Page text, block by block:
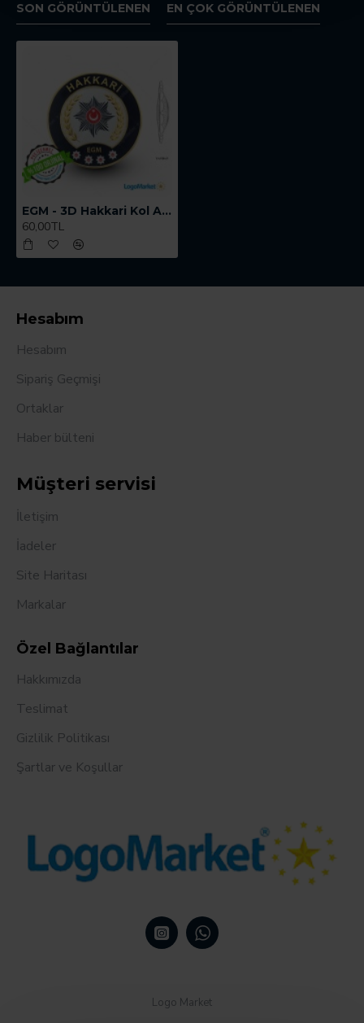
SON GÖRÜNTÜLENEN EN ÇOK GÖRÜNTÜLENEN
EGM - 3D Hakkari Kol Arması
60,00TL
Hesabım
Hesabım
Sipariş Geçmişi
Ortaklar
Haber bülteni
Müşteri servisi
İletişim
İadeler
Site Haritası
Markalar
Özel Bağlantılar
Hakkımızda
Teslimat
Gizlilik Politikası
Şartlar ve Koşullar
Logo Market